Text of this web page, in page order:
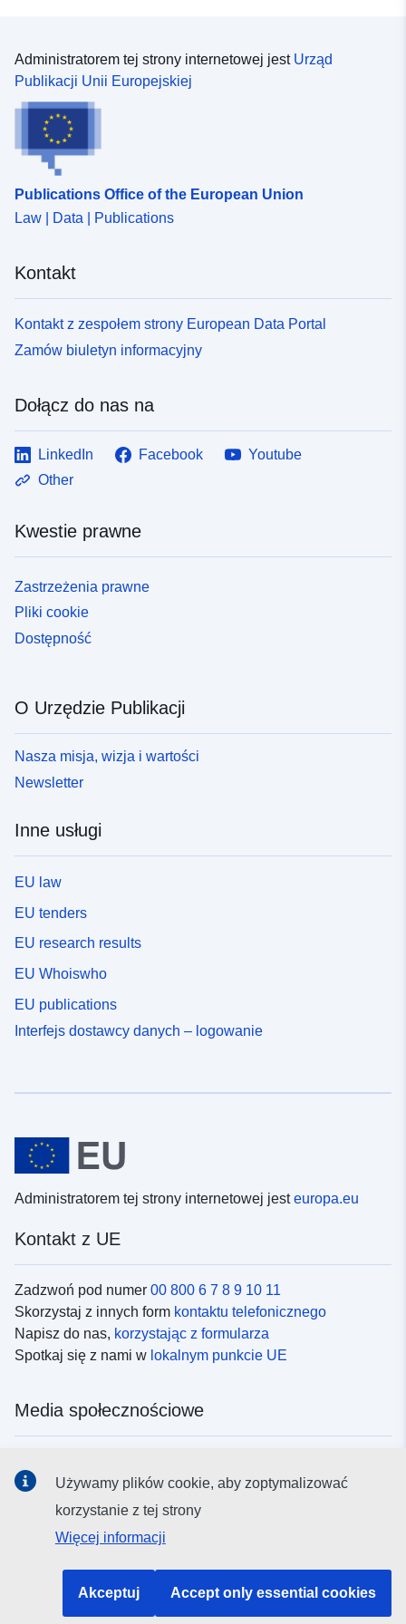
Administratorem tej strony internetowej jest Urząd
Publikacji Unii Europejskiej
Publications Office of the European Union
Law | Data | Publications
Kontakt
Kontakt z zespołem strony European Data Portal
Zamów biuletyn informacyjny
Dołącz do nas na
LinkedIn Facebook
Youtube
Other
Kwestie prawne
Zastrzeżenia prawne
Pliki cookie
Dostępność
O Urzędzie Publikacji
Nasza misja, wizja i wartości
Newsletter
Inne usługi
EU law
EU tenders
EU research results
EU Whoiswho
EU publications
Interfejs dostawcy danych – logowanie
Administratorem tej strony internetowej jesteuropa.eu
Kontakt z UE
Zadzwoń pod numer 00 800 6 7 8 9 10 11
Skorzystaj z innych form kontaktu telefonicznego
Napisz do nas, korzystając z formularza
Spotkaj się z nami w lokalnym punkcie UE
Media społecznościowe
Instytucje i organy UE
Używamy plików cookie, aby zoptymalizować
korzystanie z tej strony
Więcej informacji
Akceptuj Accept only essential cookies